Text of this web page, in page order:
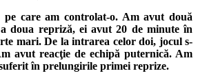
care am controlat-o. Am avut două
doua repriză, ei avut 20 de minute în
mari. De la intrarea celor doi, jocul s-
avut reacţie de echipă puternică. Am
în prelungirile primei reprize.